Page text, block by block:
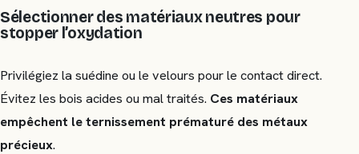
Sélectionner des matériaux neutres pour
stopper l’oxydation
Privilégiez la suédine ou le velours pour le contact direct.
Évitez les bois acides ou mal traités. Ces matériaux
empêchent le ternissement prématuré des métaux
précieux.